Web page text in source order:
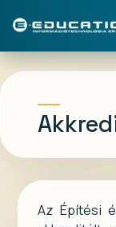
Az Építési